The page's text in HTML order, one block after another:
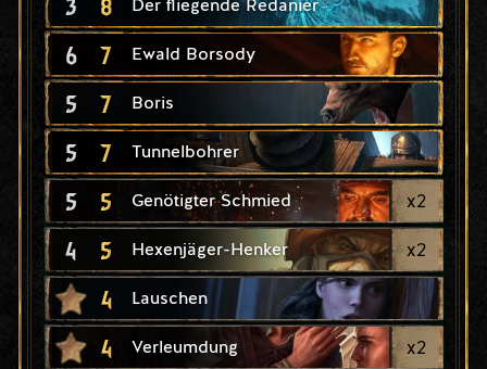
3 8 Der fliegende Redanier
6 7 Ewald Borsody
5 7 Boris
5 7 Tunnelbohrer
5 5 Genötigter Schmied x2
4 5 Hexenjäger-Henker x2
4 Lauschen
4 Verleumdung x2